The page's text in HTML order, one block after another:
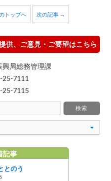
トップへ 次の記事 →
供、ご意見・ご要望はこちら
局総務管理課
25-7111
25-7115
記事
とのう